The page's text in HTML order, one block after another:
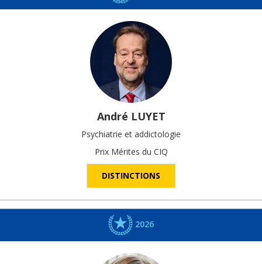
André LUYET
Psychiatrie et addictologie
Prix Mérites du CIQ
DISTINCTIONS
2026